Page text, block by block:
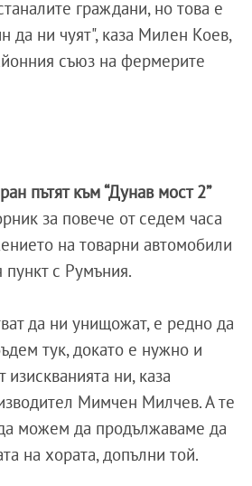
граждани, но това е
да ни чуят", каза Милен Коев,
съюз на фермерите
пътят към “Дунав мост 2”
за повече от седем часа
на товарни автомобили
пункт с Румъния.
да ни унищожат, е редно да
тук, докато е нужно и
изискванията ни, каза
Мимчен Милчев. А те
можем да продължаваме да
на хората, допълни той.